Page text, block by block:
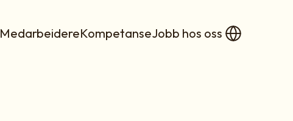
MedarbeidereKompetanseJobb hos oss